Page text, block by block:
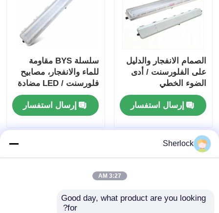
الصمام الانفجار والدليل
على الفلورسنت / أدى
الضوء الخطي
إرسال استفسار
سلسلة BYS مقاومة
للماء والانفجار، مصابيح
فلورسنت / LED مضادة
للتآكل
إرسال استفسار
Sherlock
3:27 AM
Good day, what product are you looking
for?